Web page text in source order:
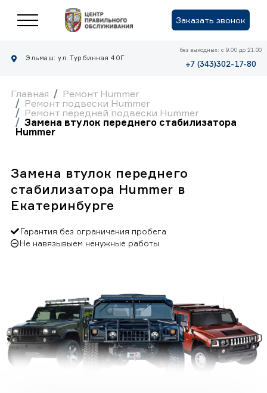
Заказать звонок
Эльмаш: ул. Турбинная 40Г
без выходных: с 9.00 до 21.00
+7 (343)302-17-80
Главная
Ремонт Hummer
Ремонт подвески Hummer
Ремонт передней подвески Hummer
Замена втулок переднего стабилизатора
Hummer
Замена втулок переднего
стабилизатора Hummer в
Екатеринбурге
Гарантия без ограничения пробега
Не навязывыем ненужные работы